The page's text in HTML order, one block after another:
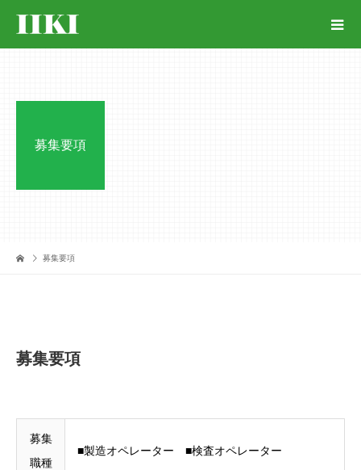
募集要項
募集要項
募集要項
募集
職種
■製造オペレーター ■検査オペレーター